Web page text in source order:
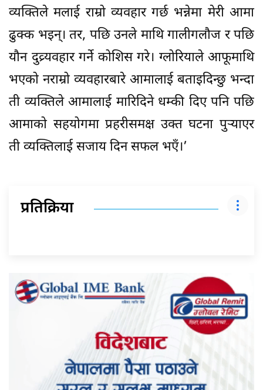
व्यक्तिले मलाई राम्रो व्यवहार गर्छ भन्नेमा मेरी आमा
ढुक्क भइन्। तर, पछि उनले माथि गालीगलौज र पछि
यौन दुव्र्यवहार गर्ने कोशिस गरे। ग्लोरियाले आफूमाथि
भएको नराम्रो व्यवहारबारे आमालाई बताइदिन्छु भन्दा
ती व्यक्तिले आमालाई मारिदिने धम्की दिए पनि पछि
आमाको सहयोगमा प्रहरीसमक्ष उक्त घटना पुर्‍याएर
ती व्यक्तिलाई सजाय दिन सफल भएँ।’
प्रतिक्रिया